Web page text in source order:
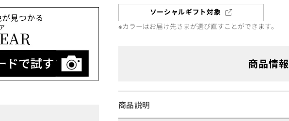
ソーシャルギフト対象
※カラーはお届け先さまが選び直すことができます。
商品情報
商品説明